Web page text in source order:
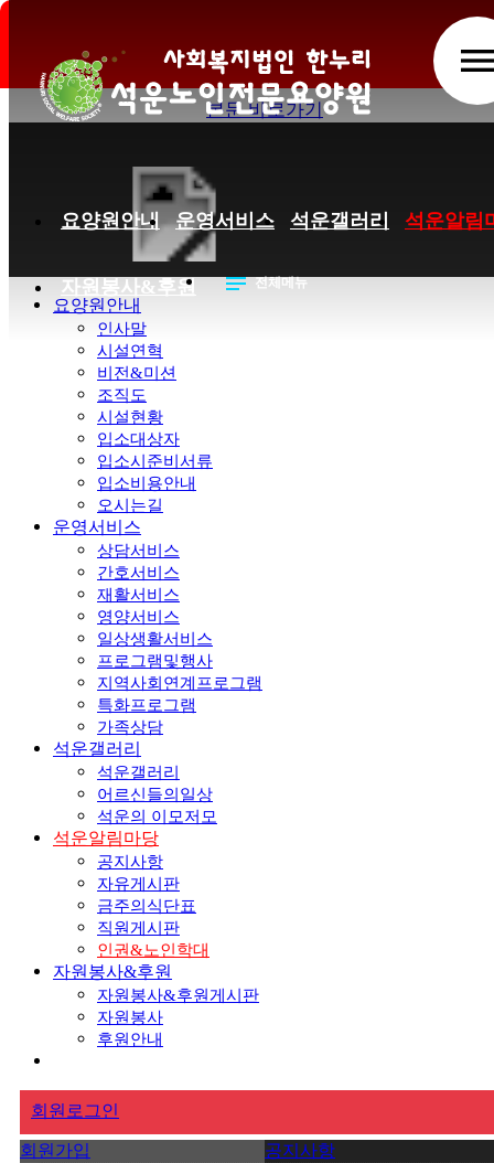
인권&노인학대 페이지
본문 바로가기
요양원안내 운영서비스 석운갤러리 석운알림
자원봉사&후원 notes 전체메뉴
요양원안내
인사말
시설연혁
비전&미션
조직도
시설현황
입소대상자
입소시준비서류
입소비용안내
오시는길
운영서비스
상담서비스
간호서비스
재활서비스
영양서비스
일상생활서비스
프로그램및행사
지역사회연계프로그램
특화프로그램
가족상담
석운갤러리
석운갤러리
어르신들의일상
석운의 이모저모
석운알림마당
공지사항
자유게시판
금주의식단표
직원게시판
인권&노인학대
자원봉사&후원
자원봉사&후원게시판
자원봉사
후원안내
회원로그인
회원가입 공지사항